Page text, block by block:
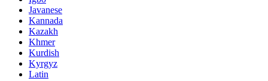
Javanese
Kannada
Kazakh
Khmer
Kurdish
Kyrgyz
Latin